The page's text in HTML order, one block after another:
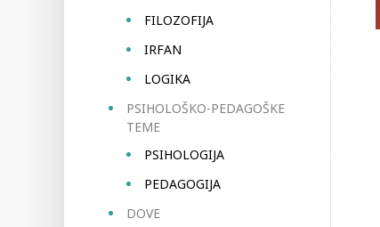
FILOZOFIJA
IRFAN
LOGIKA
PSIHOLOŠKO-PEDAGOŠKE
TEME
PSIHOLOGIJA
PEDAGOGIJA
DOVE